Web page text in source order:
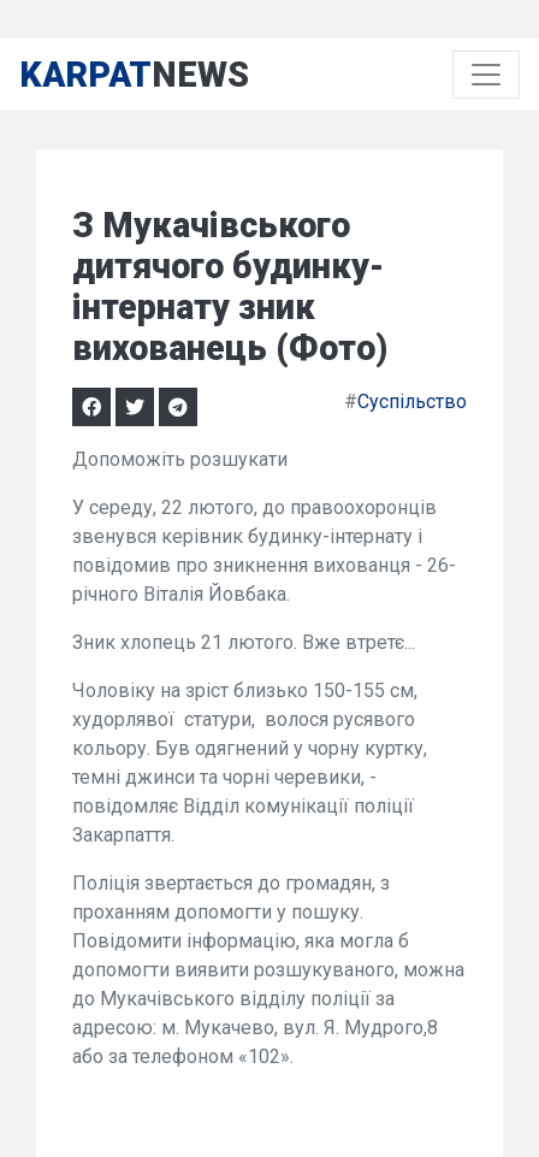
KARPATNEWS
З Мукачівського
дитячого будинку-
інтернату зник
вихованець (Фото)
#Суспільство
Допоможіть розшукати
У середу, 22 лютого, до правоохоронців
звенувся керівник будинку-інтернату і
повідомив про зникнення вихованця - 26-
річного Віталія Йовбака.
Зник хлопець 21 лютого. Вже втретє...
Чоловіку на зріст близько 150-155 см,
худорлявої статури, волося русявого
кольору. Був одягнений у чорну куртку,
темні джинси та чорні черевики, -
повідомляє Відділ комунікації поліції
Закарпаття.
Поліція звертається до громадян, з
проханням допомогти у пошуку.
Повідомити інформацію, яка могла б
допомогти виявити розшукуваного, можна
до Мукачівського відділу поліції за
адресою: м. Мукачево, вул. Я. Мудрого,8
або за телефоном «102».